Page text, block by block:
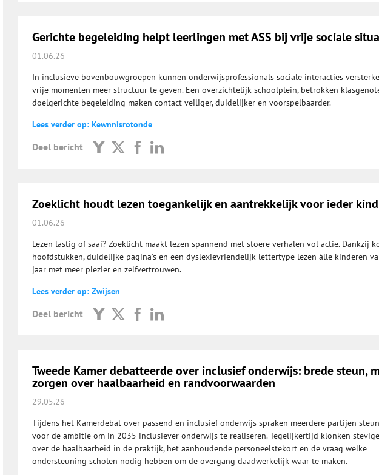
Gerichte begeleiding helpt leerlingen met ASS bij vrije sociale
01.06.26
In inclusieve bovenbouwgroepen kunnen onderwijsprofessionals sociale interacties
vrije momenten meer structuur te geven. Een overzichtelijk schoolplein, betrokken
doelgerichte begeleiding maken contact veiliger, duidelijker en voorspelbaarder.
Lees verder op: Kewnnisrotonde
Deel bericht
Zoeklicht houdt lezen toegankelijk en aantrekkelijk voor ieder kind
01.06.26
Lezen lastig of saai? Zoeklicht maakt lezen spannend met stoere verhalen vol actie. Dankzij
hoofdstukken, duidelijke pagina’s en een dyslexievriendelijk lettertype lezen álle kinderen
jaar met meer plezier en zelfvertrouwen.
Lees verder op: Zwijsen
Deel bericht
Tweede Kamer debatteerde over inclusief onderwijs: brede steun,
zorgen over haalbaarheid en randvoorwaarden
29.05.26
Tijdens het Kamerdebat over passend en inclusief onderwijs spraken meerdere partijen
voor de ambitie om in 2035 inclusiever onderwijs te realiseren. Tegelijkertijd klonken
over de haalbaarheid in de praktijk, het aanhoudende personeelstekort en de vraag welke
ondersteuning scholen nodig hebben om de overgang daadwerkelijk waar te maken.